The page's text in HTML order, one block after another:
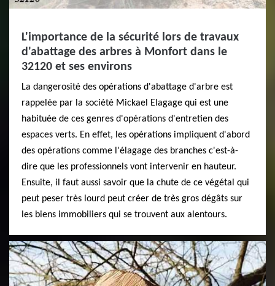
L'importance de la sécurité lors de travaux
d'abattage des arbres à Monfort dans le
32120 et ses environs
La dangerosité des opérations d'abattage d'arbre est
rappelée par la société Mickael Elagage qui est une
habituée de ces genres d'opérations d'entretien des
espaces verts. En effet, les opérations impliquent d'abord
des opérations comme l'élagage des branches c'est-à-
dire que les professionnels vont intervenir en hauteur.
Ensuite, il faut aussi savoir que la chute de ce végétal qui
peut peser très lourd peut créer de très gros dégâts sur
les biens immobiliers qui se trouvent aux alentours.